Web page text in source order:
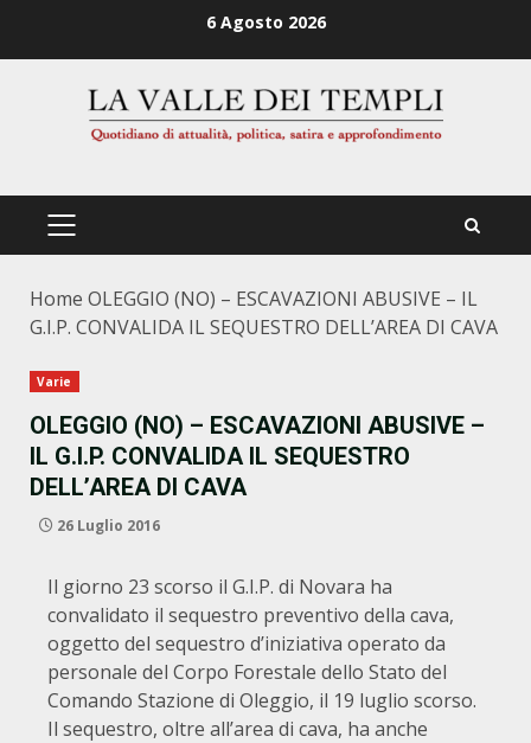
6 Agosto 2026
PRIMÄRES
Home OLEGGIO (NO) – ESCAVAZIONI ABUSIVE – IL
G.I.P. CONVALIDA IL SEQUESTRO DELL’AREA DI CAVA
Varie
OLEGGIO (NO) – ESCAVAZIONI ABUSIVE –
IL G.I.P. CONVALIDA IL SEQUESTRO
DELL’AREA DI CAVA
26 Luglio 2016
Il giorno 23 scorso il G.I.P. di Novara ha
convalidato il sequestro preventivo della cava,
oggetto del sequestro d’iniziativa operato da
personale del Corpo Forestale dello Stato del
Comando Stazione di Oleggio, il 19 luglio scorso.
Il sequestro, oltre all’area di cava, ha anche